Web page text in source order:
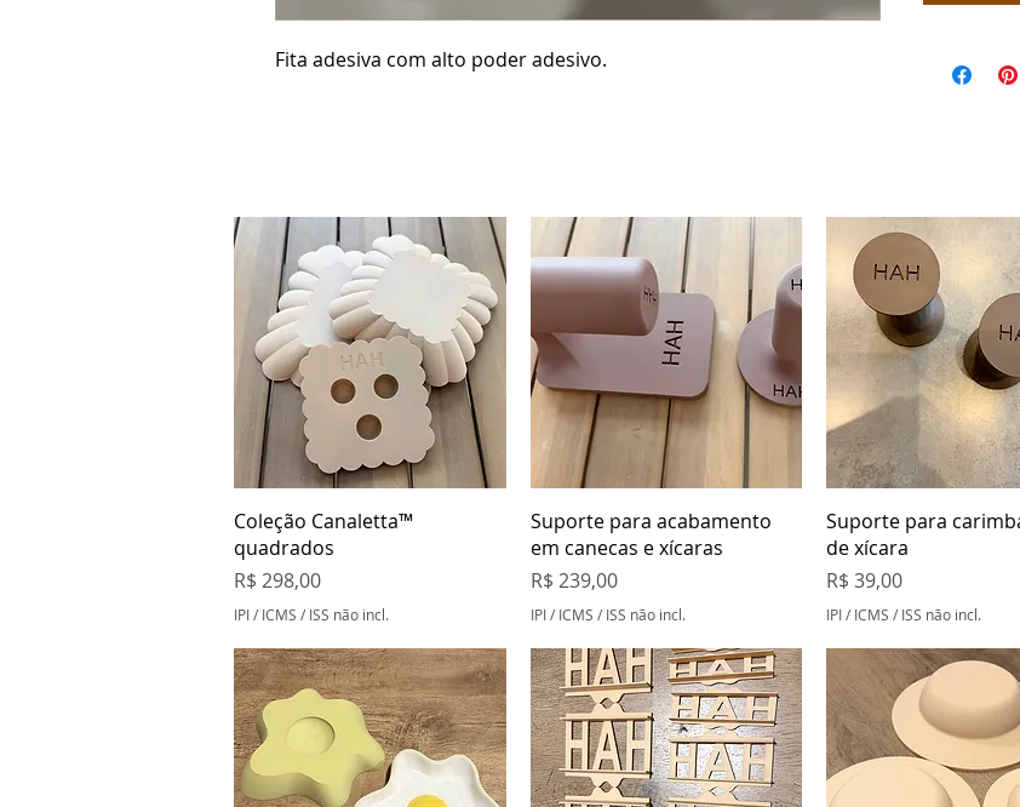
Fita adesiva com alto poder adesivo.
Visualização rápida
Coleção Canaletta™
quadrados
Preço
R$ 298,00
IPI / ICMS / ISS não incl.
Visualização rápida
Suporte para acabamento
em canecas e xícaras
Preço
R$ 239,00
IPI / ICMS / ISS não incl.
Visualização
Suporte para
de xícara
Preço
R$ 39,00
IPI / ICMS / ISS não incl.